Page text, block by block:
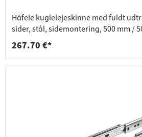
Häfele kuglelejeskinne med fuldt
sider, stål, sidemontering, 500 mm /
267.70 €*